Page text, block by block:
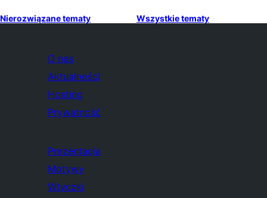
Nierozwiązane tematy Wszystkie tematy
O nas
Aktualności
Hosting
Prywatność
Prezentacja
Motywy
Wtyczki